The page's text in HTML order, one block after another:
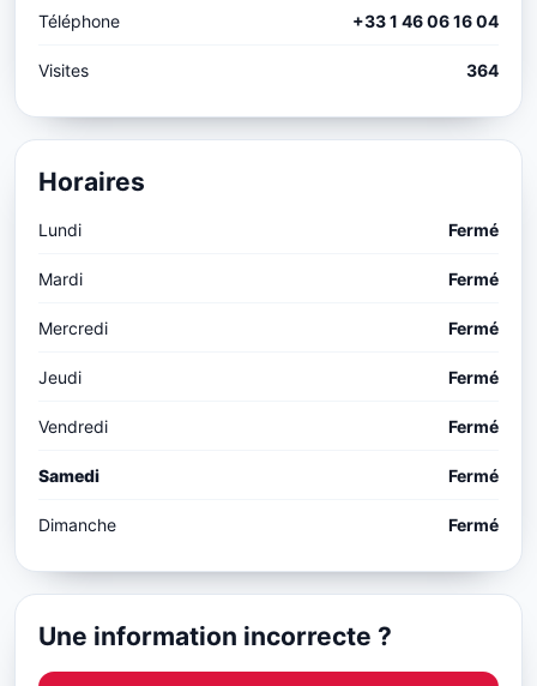
Téléphone +33 1 46 06 16 04
Visites 364
Horaires
Lundi Fermé
Mardi Fermé
Mercredi Fermé
Jeudi Fermé
Vendredi Fermé
Samedi Fermé
Dimanche Fermé
Une information incorrecte ?